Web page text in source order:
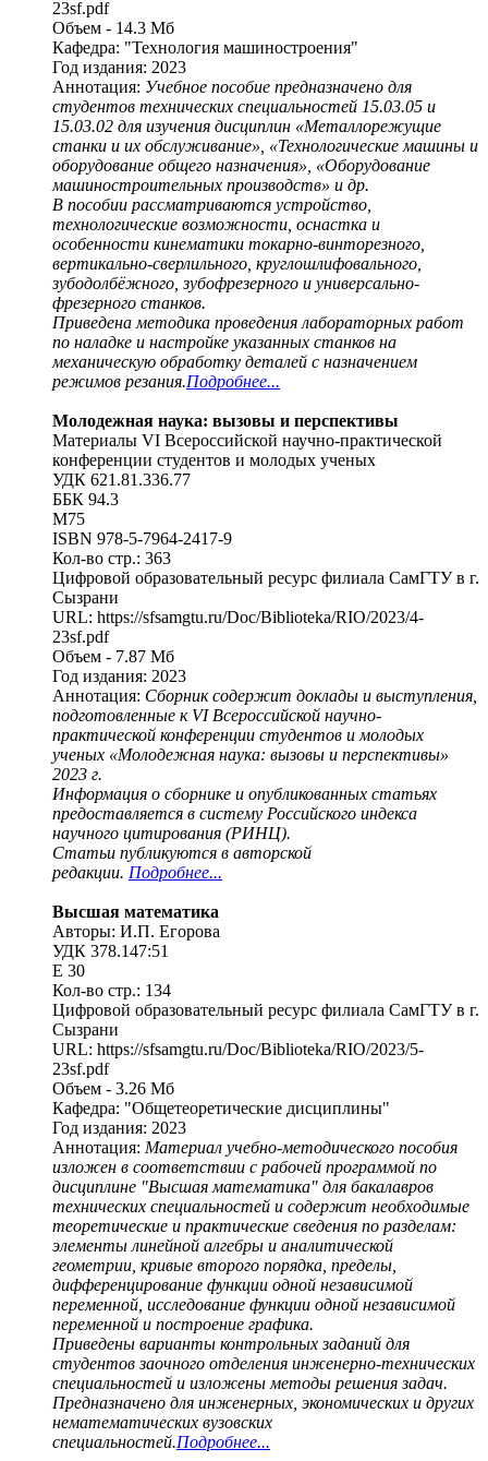
23sf.pdf
Объем - 14.3 Мб
Кафедра: "Технология машиностроения"
Год издания: 2023
Аннотация: Учебное пособие предназначено для
студентов технических специальностей 15.03.05 и
15.03.02 для изучения дисциплин «Металлорежущие
станки и их обслуживание», «Технологические машины и
оборудование общего назначения», «Оборудование
машиностроительных производств» и др.
В пособии рассматриваются устройство,
технологические возможности, оснастка и
особенности кинематики токарно-винторезного,
вертикально-сверлильного, круглошлифовального,
зубодолбёжного, зубофрезерного и универсально-
фрезерного станков.
Приведена методика проведения лабораторных работ
по наладке и настройке указанных станков на
механическую обработку деталей с назначением
режимов резания.Подробнее...
Молодежная наука: вызовы и перспективы
Материалы VI Всероссийской научно-практической
конференции студентов и молодых ученых
УДК 621.81.336.77
ББК 94.3
М75
ISBN 978-5-7964-2417-9
Кол-во стр.: 363
Цифровой образовательный ресурс филиала СамГТУ в г.
Сызрани
URL: https://sfsamgtu.ru/Doc/Biblioteka/RIO/2023/4-
23sf.pdf
Объем - 7.87 Мб
Год издания: 2023
Аннотация: Сборник содержит доклады и выступления,
подготовленные к VI Всероссийской научно-
практической конференции студентов и молодых
ученых «Молодежная наука: вызовы и перспективы»
2023 г.
Информация о сборнике и опубликованных статьях
предоставляется в систему Российского индекса
научного цитирования (РИНЦ).
Статьи публикуются в авторской
редакции. Подробнее...
Высшая математика
Авторы: И.П. Егорова
УДК 378.147:51
Е 30
Кол-во стр.: 134
Цифровой образовательный ресурс филиала СамГТУ в г.
Сызрани
URL: https://sfsamgtu.ru/Doc/Biblioteka/RIO/2023/5-
23sf.pdf
Объем - 3.26 Мб
Кафедра: "Общетеоретические дисциплины"
Год издания: 2023
Аннотация: Материал учебно-методического пособия
изложен в соответствии с рабочей программой по
дисциплине "Высшая математика" для бакалавров
технических специальностей и содержит необходимые
теоретические и практические сведения по разделам:
элементы линейной алгебры и аналитической
геометрии, кривые второго порядка, пределы,
дифференцирование функции одной независимой
переменной, исследование функции одной независимой
переменной и построение графика.
Приведены варианты контрольных заданий для
студентов заочного отделения инженерно-технических
специальностей и изложены методы решения задач.
Предназначено для инженерных, экономических и других
нематематических вузовских
специальностей.Подробнее...